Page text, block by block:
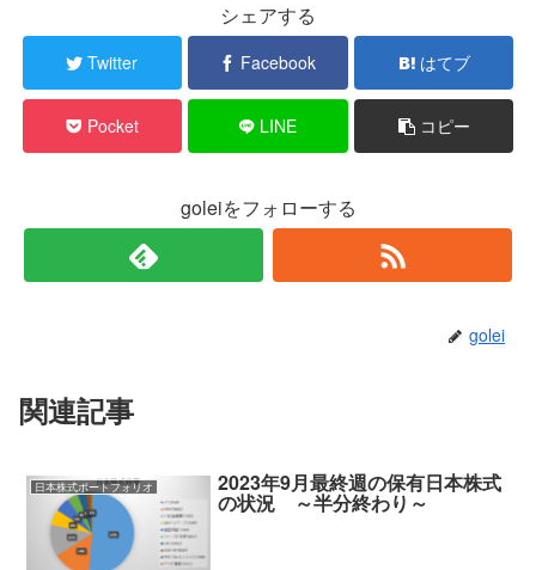
シェアする
Twitter Facebook はてブ
Pocket LINE コピー
goleiをフォローする
golei
関連記事
日本株式ポートフォリオ 2023年9月最終週の保有日本株式
の状況 ～半分終わり～